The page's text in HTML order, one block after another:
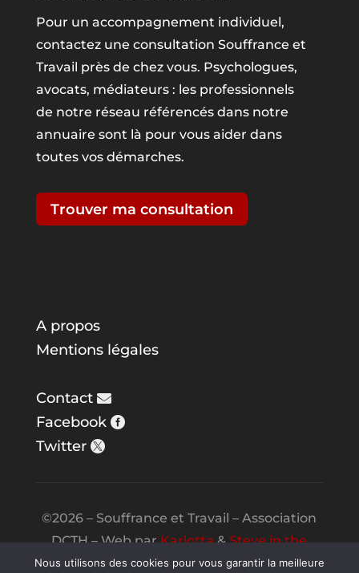
Pour un accompagnement individuel,
contactez une consultation Souffrance et
Travail près de chez vous. Psychologues,
avocats, médiateurs : les professionnels
de notre réseau référencés dans notre
annuaire sont là pour vous aider dans
toutes vos démarches.
Trouver ma consultation
A propos
Mentions légales
Contact
Facebook
Twitter
©2026 – Souffrance et Travail – Association
DCTH – Web parKarlotta&Steve in the
Night
Nous utilisons des cookies pour vous garantir la meilleure